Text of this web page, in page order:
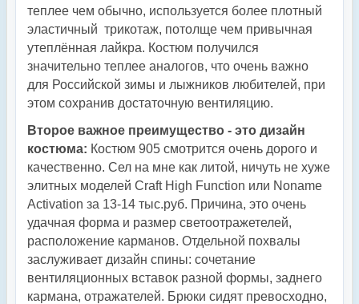
теплее чем обычно, используется более плотный
эластичный трикотаж, потолще чем привычная
утеплённая лайкра. Костюм получился
значительно теплее аналогов, что очень важно
для Российской зимы и лыжников любителей, при
этом сохранив достаточную вентиляцию.
Второе важное преимущество - это дизайн
костюма: Костюм 905 смотрится очень дорого и
качественно. Сел на мне как литой, ничуть не хуже
элитных моделей Craft High Function или Noname
Activation за 13-14 тыс.руб. Причина, это очень
удачная форма и размер светоотражетелей,
расположение карманов. Отдельной похвалы
заслуживает дизайн спины: сочетание
вентиляционных вставок разной формы, заднего
кармана, отражателей. Брюки сидят превосходно,